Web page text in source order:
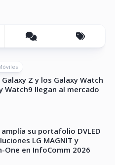
Z y los Galaxy Watch
Watch9 llegan al mercado
su portafolio DVLED
LG MAGNIT y
One en InfoComm 2026